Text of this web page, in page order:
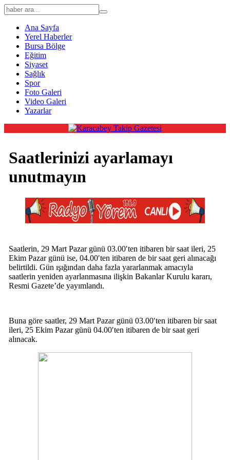
Ana Sayfa
Yerel Haberler
Bursa Bölge
Eğitim
Siyaset
Sağlık
Spor
Foto Galeri
Video Galeri
Yazarlar
Saatlerinizi ayarlamayı
unutmayın
Saatlerin, 29 Mart Pazar günü 03.00′ten itibaren bir saat ileri, 25
Ekim Pazar günü ise, 04.00′ten itibaren de bir saat geri alınacağı
belirtildi. Gün ışığından daha fazla yararlanmak amacıyla
saatlerin yeniden ayarlanmasına ilişkin Bakanlar Kurulu kararı,
Resmi Gazete’de yayımlandı.
Buna göre saatler, 29 Mart Pazar günü 03.00′ten itibaren bir saat
ileri, 25 Ekim Pazar günü 04.00′ten itibaren de bir saat geri
alınacak.